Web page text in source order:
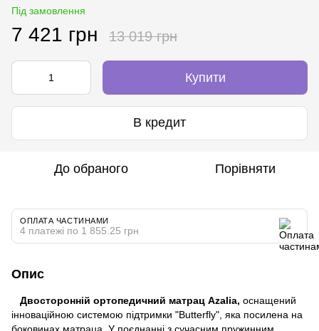
Під замовлення
7 421 грн 13 019 грн
Купити
В кредит
До обраного Порівняти
ОПЛАТА ЧАСТИНАМИ
4 платежі по 1 855.25 грн
Опис
Двосторонній ортопедичний матрац Azalia, оснащений
інноваційною системою підтримки "Butterfly", яка посилена на
боковинах матраца. У поєднанні з сучасним пружинним